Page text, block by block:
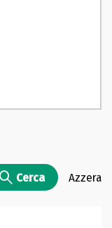
Cerca Azzera